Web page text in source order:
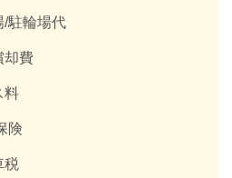
/駐輪場代
却費
料
険
税